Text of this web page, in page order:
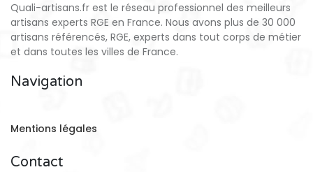
Quali-artisans.fr est le réseau professionnel des meilleurs
artisans experts RGE en France. Nous avons plus de 30 000
artisans référencés, RGE, experts dans tout corps de métier
et dans toutes les villes de France.
Navigation
Mentions légales
Contact